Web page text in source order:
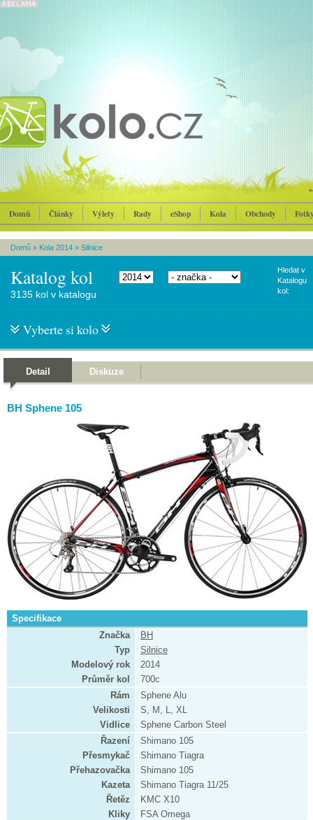
Domů Články Výlety Rady eShop Kola Obchody
Domů » Kola 2014 » Silnice
Katalog kol
Hledat v
Katalogu
kol:
3135 kol v katalogu
Vyberte si kolo
Detail Diskuze
BH Sphene 105
Specifikace
Značka
BH
Typ
Silnice
Modelový rok
2014
Průměr kol
700c
Rám
Sphene Alu
Velikosti
S, M, L, XL
Vidlice
Sphene Carbon Steel
Řazení
Shimano 105
Přesmykač
Shimano Tiagra
Přehazovačka
Shimano 105
Kazeta
Shimano Tiagra 11/25
Řetěz
KMC X10
Kliky
FSA Omega